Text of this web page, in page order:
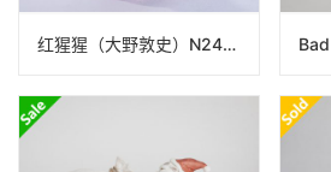
红猩猩（大野敦史）N24B77